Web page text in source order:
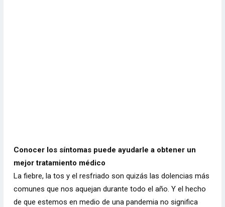
Conocer los síntomas puede ayudarle a obtener un
mejor tratamiento médico
La fiebre, la tos y el resfriado son quizás las dolencias más
comunes que nos aquejan durante todo el año. Y el hecho
de que estemos en medio de una pandemia no significa